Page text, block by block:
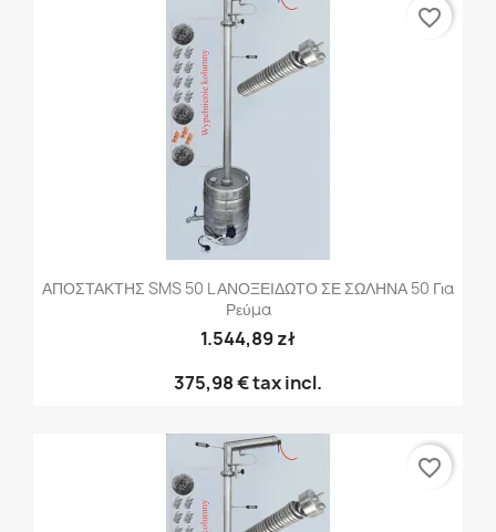
ΑΠΟΣΤΑΚΤΗΣ SMS 50 L ΑΝΟΞΕΙΔΩΤΟ ΣΕ ΣΩΛΗΝΑ 50 Για
Ρεύμα
1.544,89 zł
375,98 €tax incl.
favorite_border
favorite_border